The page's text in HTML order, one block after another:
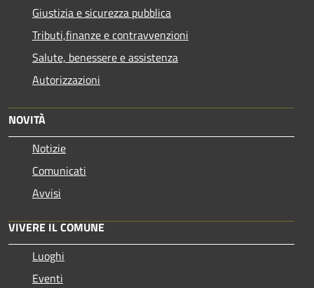
Giustizia e sicurezza pubblica
Tributi,finanze e contravvenzioni
Salute, benessere e assistenza
Autorizzazioni
NOVITÀ
Notizie
Comunicati
Avvisi
VIVERE IL COMUNE
Luoghi
Eventi